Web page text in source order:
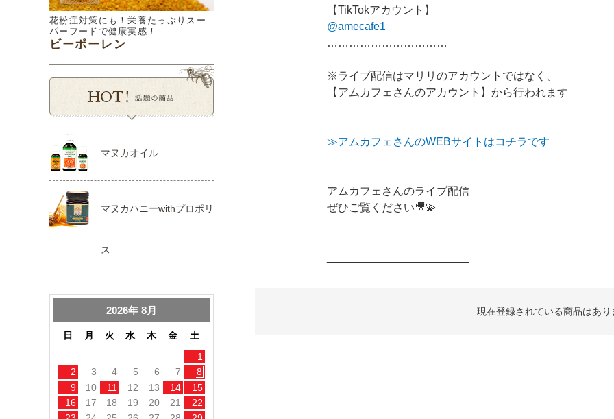
花粉症対策にも！栄養たっぷりスー
パーフードで健康実感！
ビーポーレン
マヌカオイル
マヌカハニーwithプロポリ
ス
【TikTokアカウント】
@amecafe1
※ライブ配信はマリリのアカウントではなく、
【アムカフェさんのアカウント】から行われます
≫アムカフェさんのWEBサイトはコチラです
アムカフェさんのライブ配信
ぜひご覧ください🎥💫
現在登録されている商品はあり